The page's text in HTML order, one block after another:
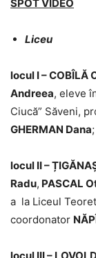
SPOT VIDEO
Liceu
locul I – COBÎLĂ
Andreea, eleve
Ciucă” Săveni,
GHERMAN Dana;
locul II –
Radu, PASCAL
a la Liceul
coordonator